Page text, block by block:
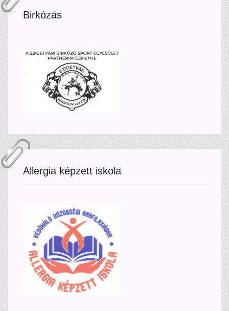
Birkózás
Allergia képzett iskola